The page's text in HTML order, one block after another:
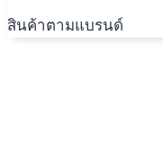
สินค้าตามแบรนด์